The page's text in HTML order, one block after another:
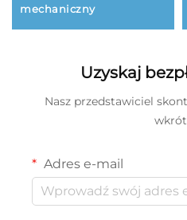
mechaniczny
Uzyskaj
Nasz przedstawiciel
Adres e-mail